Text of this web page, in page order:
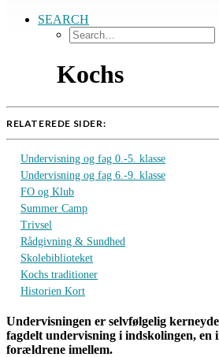
SEARCH
Kochs
RELATEREDE SIDER:
Undervisning og fag 0.-5. klasse
Undervisning og fag 6.-9. klasse
FO og Klub
Summer Camp
Trivsel
Rådgivning & Sundhed
Skolebiblioteket
Kochs traditioner
Historien Kort
Undervisningen er selvfølgelig
fagdelt undervisning i indskolingen, en
forældrene imellem.